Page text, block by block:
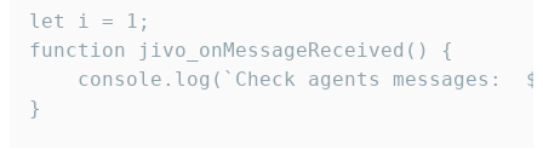
let i = 1;
function jivo_onMessageReceived() {
}